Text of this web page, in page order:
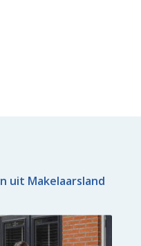
uit Makelaarsland